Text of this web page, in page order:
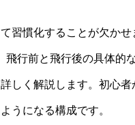
習慣化することが欠かせ
飛行前と飛行後の具体的
しく解説します。初心者
うになる構成です。